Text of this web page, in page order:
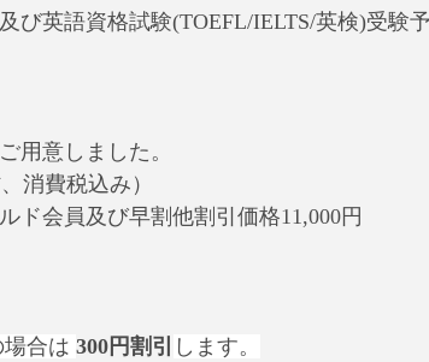
び英語資格試験(TOEFL/IELTS/英検)受験
用意しました。
費税込み）
員及び早割他割引価格11,000円
合は 300円割引 します。